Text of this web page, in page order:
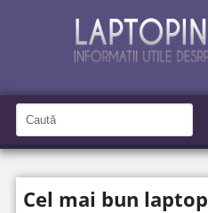
a
u
t
C
a
u
î
n
Cel mai bun laptop